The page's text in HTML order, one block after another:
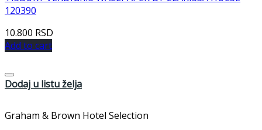
120390
10.800 RSD
Add to cart
Dodaj u listu želja
Graham & Brown Hotel Selection